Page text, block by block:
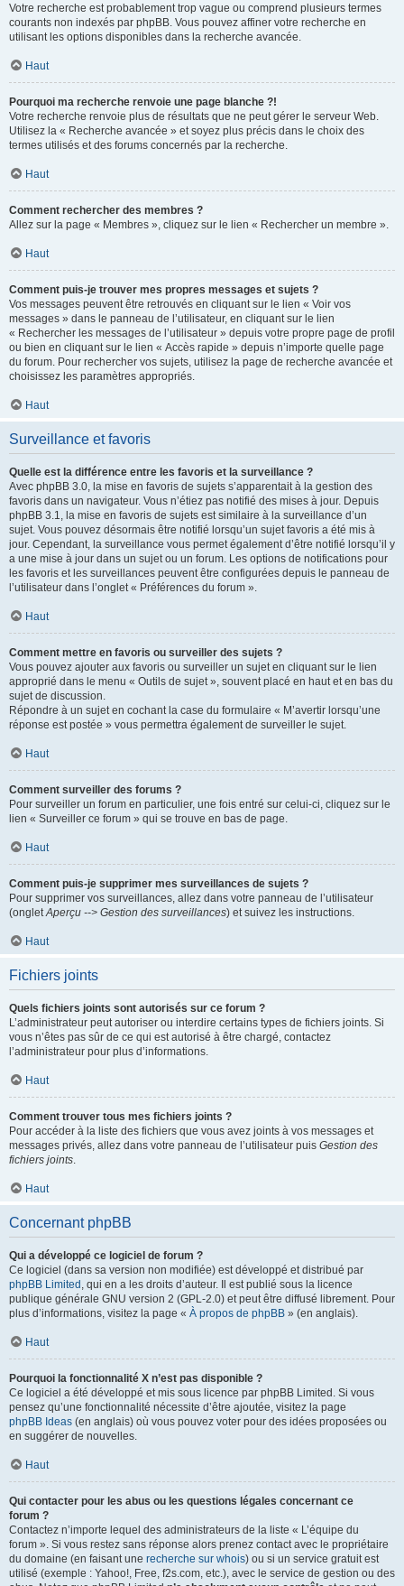
Votre recherche est probablement trop vague ou comprend plusieurs termes
courants non indexés par phpBB. Vous pouvez affiner votre recherche en
utilisant les options disponibles dans la recherche avancée.
Haut
Pourquoi ma recherche renvoie une page blanche ?!
Votre recherche renvoie plus de résultats que ne peut gérer le serveur Web.
Utilisez la « Recherche avancée » et soyez plus précis dans le choix des
termes utilisés et des forums concernés par la recherche.
Haut
Comment rechercher des membres ?
Allez sur la page « Membres », cliquez sur le lien « Rechercher un membre ».
Haut
Comment puis-je trouver mes propres messages et sujets ?
Vos messages peuvent être retrouvés en cliquant sur le lien « Voir vos
messages » dans le panneau de l’utilisateur, en cliquant sur le lien
« Rechercher les messages de l’utilisateur » depuis votre propre page de profil
ou bien en cliquant sur le lien « Accès rapide » depuis n’importe quelle page
du forum. Pour rechercher vos sujets, utilisez la page de recherche avancée et
choisissez les paramètres appropriés.
Haut
Surveillance et favoris
Quelle est la différence entre les favoris et la surveillance ?
Avec phpBB 3.0, la mise en favoris de sujets s’apparentait à la gestion des
favoris dans un navigateur. Vous n’étiez pas notifié des mises à jour. Depuis
phpBB 3.1, la mise en favoris de sujets est similaire à la surveillance d’un
sujet. Vous pouvez désormais être notifié lorsqu’un sujet favoris a été mis à
jour. Cependant, la surveillance vous permet également d’être notifié lorsqu’il y
a une mise à jour dans un sujet ou un forum. Les options de notifications pour
les favoris et les surveillances peuvent être configurées depuis le panneau de
l’utilisateur dans l’onglet « Préférences du forum ».
Haut
Comment mettre en favoris ou surveiller des sujets ?
Vous pouvez ajouter aux favoris ou surveiller un sujet en cliquant sur le lien
approprié dans le menu « Outils de sujet », souvent placé en haut et en bas du
sujet de discussion.
Répondre à un sujet en cochant la case du formulaire « M’avertir lorsqu’une
réponse est postée » vous permettra également de surveiller le sujet.
Haut
Comment surveiller des forums ?
Pour surveiller un forum en particulier, une fois entré sur celui-ci, cliquez sur le
lien « Surveiller ce forum » qui se trouve en bas de page.
Haut
Comment puis-je supprimer mes surveillances de sujets ?
Pour supprimer vos surveillances, allez dans votre panneau de l’utilisateur
(ongletAperçu --> Gestion des surveillances) et suivez les instructions.
Haut
Fichiers joints
Quels fichiers joints sont autorisés sur ce forum ?
L’administrateur peut autoriser ou interdire certains types de fichiers joints. Si
vous n’êtes pas sûr de ce qui est autorisé à être chargé, contactez
l’administrateur pour plus d’informations.
Haut
Comment trouver tous mes fichiers joints ?
Pour accéder à la liste des fichiers que vous avez joints à vos messages et
messages privés, allez dans votre panneau de l’utilisateur puis Gestion des
fichiers joints.
Haut
Concernant phpBB
Qui a développé ce logiciel de forum ?
Ce logiciel (dans sa version non modifiée) est développé et distribué par
phpBB Limited , qui en a les droits d’auteur. Il est publié sous la licence
publique générale GNU version 2 (GPL-2.0) et peut être diffusé librement. Pour
plus d’informations, visitez la page « À propos de phpBB » (en anglais).
Haut
Pourquoi la fonctionnalité X n’est pas disponible ?
Ce logiciel a été développé et mis sous licence par phpBB Limited. Si vous
pensez qu’une fonctionnalité nécessite d’être ajoutée, visitez la page
phpBB Ideas (en anglais) où vous pouvez voter pour des idées proposées ou
en suggérer de nouvelles.
Haut
Qui contacter pour les abus ou les questions légales concernant ce
forum ?
Contactez n’importe lequel des administrateurs de la liste « L’équipe du
forum ». Si vous restez sans réponse alors prenez contact avec le propriétaire
du domaine (en faisant une recherche sur whois) ou si un service gratuit est
utilisé (exemple : Yahoo!, Free, f2s.com, etc.), avec le service de gestion ou des